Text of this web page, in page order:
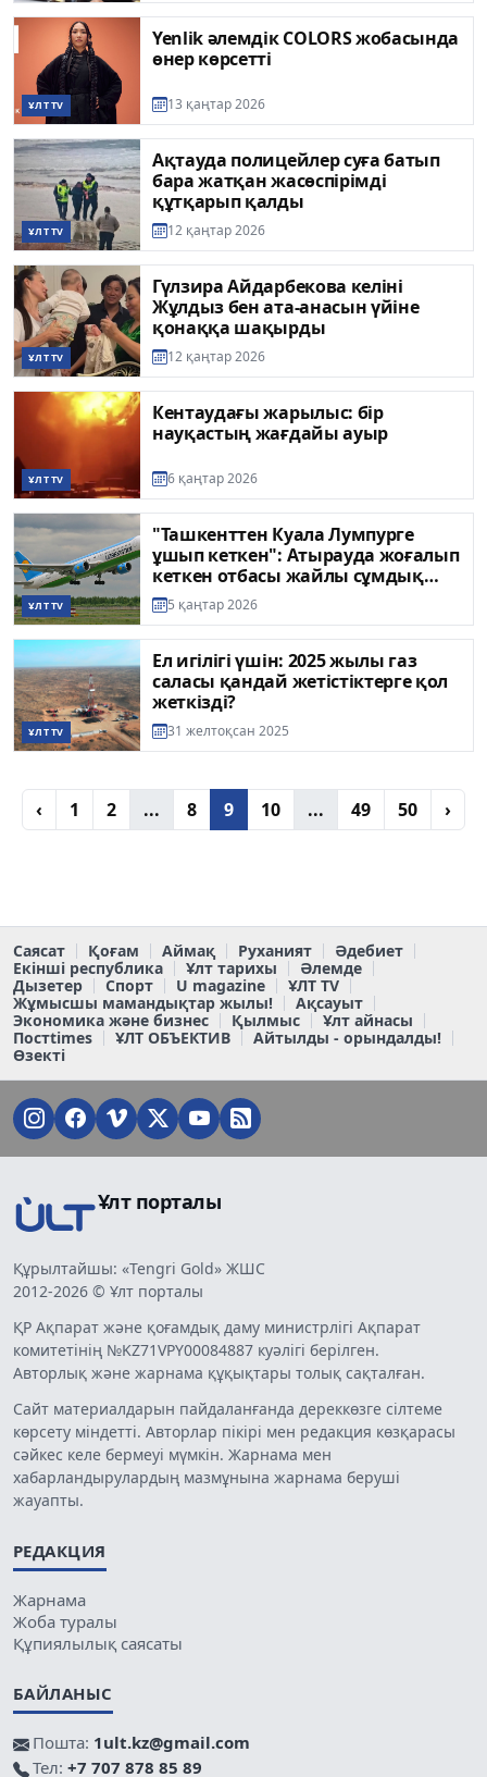
ҰЛТ TV
Yenlik әлемдік COLORS жобасында
өнер көрсетті
13 қаңтар 2026
ҰЛТ TV
Ақтауда полицейлер суға батып
бара жатқан жасөспірімді
құтқарып қалды
12 қаңтар 2026
ҰЛТ TV
Гүлзира Айдарбекова келіні
Жұлдыз бен ата-анасын үйіне
қонаққа шақырды
12 қаңтар 2026
ҰЛТ TV
Кентаудағы жарылыс: бір
науқастың жағдайы ауыр
6 қаңтар 2026
ҰЛТ TV
"Ташкенттен Куала Лумпурге
ұшып кеткен": Атырауда жоғалып
кеткен отбасы жайлы сұмдық
дерек шықты
5 қаңтар 2026
ҰЛТ TV
Ел игілігі үшін: 2025 жылы газ
саласы қандай жетістіктерге қол
жеткізді?
31 желтоқсан 2025
‹ 1 2 ... 8 9 10 ... 49 50 ›
Саясат Қоғам Аймақ Руханият
Әдебиет
Екінші республика
Ұлт тарихы
Әлемде
Дызетер
Спорт U magazine
ҰЛТ TV
Жұмысшы мамандықтар жылы!
Ақсауыт
Экономика және бизнес
Қылмыс
Ұлт айнасы
Постtimes
ҰЛТ ОБЪЕКТИВ
Айтылды - орындалды!
Өзекті
Ұлт порталы
Құрылтайшы: «Tengri Gold» ЖШС
2012-2026 © Ұлт порталы
ҚР Ақпарат және қоғамдық даму министрлігі Ақпарат
комитетінің №KZ71VPY00084887 куәлігі берілген.
Авторлық және жарнама құқықтары толық сақталған.
Сайт материалдарын пайдаланғанда дереккөзге сілтеме
көрсету міндетті. Авторлар пікірі мен редакция көзқарасы
сәйкес келе бермеуі мүмкін. Жарнама мен
хабарландырулардың мазмұнына жарнама беруші
жауапты.
РЕДАКЦИЯ
Жарнама
Жоба туралы
Құпиялылық саясаты
БАЙЛАНЫС
Пошта: 1ult.kz@gmail.com
Тел: +7 707 878 85 89